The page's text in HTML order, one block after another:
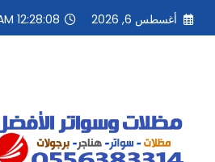
التجاوز
أغسطس 6, 2026 12:28:08 AM